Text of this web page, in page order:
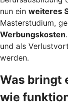
nun ein weiteres
Masterstudium,
Werbungskosten
und als
werden.
Was bringt
wie